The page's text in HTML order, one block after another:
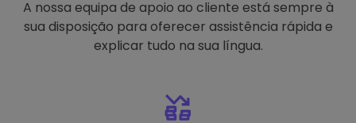
A nossa equipa de apoio ao cliente está sempre à
sua disposição para oferecer assistência rápida e
explicar tudo na sua língua.